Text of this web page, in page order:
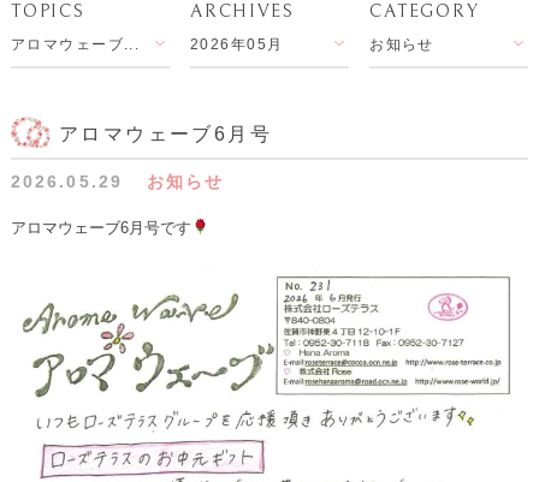
DAMASK ROSE
PRODUCTS 商品紹介
LESSON
TOPICS
アロマウェーブ...
ARCHIVES
2026年05月
CATEGORY
お知らせ
アロマウェーブ6月号
2026.05.29 お知らせ
アロマウェーブ6月号です